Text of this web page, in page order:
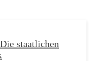
staatlichen